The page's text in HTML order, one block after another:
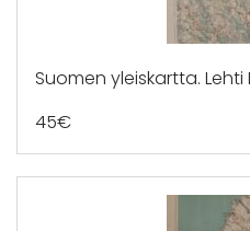
Suomen yleiskartta. Lehti
45€